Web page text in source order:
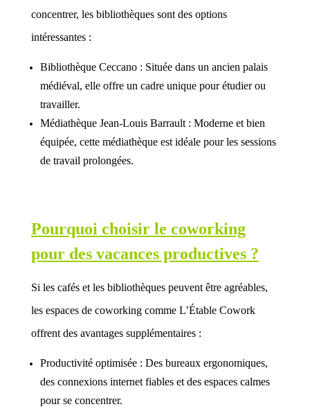
concentrer, les bibliothèques sont des options
intéressantes :
Bibliothèque Ceccano : Située dans un ancien palais
médiéval, elle offre un cadre unique pour étudier ou
travailler.
Médiathèque Jean-Louis Barrault : Moderne et bien
équipée, cette médiathèque est idéale pour les sessions
de travail prolongées.
Pourquoi choisir le coworking
pour des vacances productives ?
Si les cafés et les bibliothèques peuvent être agréables,
les espaces de coworking comme L’Étable Cowork
offrent des avantages supplémentaires :
Productivité optimisée : Des bureaux ergonomiques,
des connexions internet fiables et des espaces calmes
pour se concentrer.